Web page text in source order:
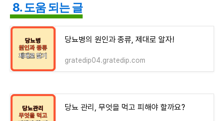
8. 도움 되는 글
당뇨병의 원인과 종류, 제대로 알자!
gratedip04.gratedip.com
당뇨 관리, 무엇을 먹고 피해야 할까요?